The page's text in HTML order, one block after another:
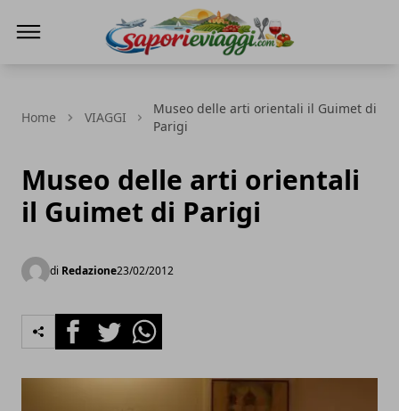
Home VIAGGI
Museo delle arti orientali il Guimet di
Parigi
Museo delle arti orientali
il Guimet di Parigi
di Redazione23/02/2012
FacebookTwitterWhatsapp